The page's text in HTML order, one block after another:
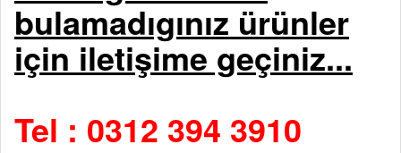
bulamadıgınız ürünler
için iletişime geçiniz...
Tel : 0312 394 3910